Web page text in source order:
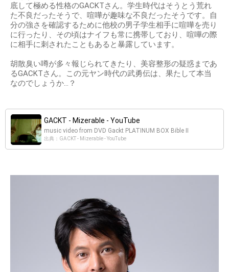
底して極める性格のGACKTさん。学生時代はそうとう荒れ
た不良だったそうで、喧嘩が趣味な不良だったそうです。自
分の強さを確認するために他校の男子学生相手に喧嘩を売り
に行ったり、その頃はナイフも常に携帯しており、喧嘩の際
に相手に刺されたこともあると暴露しています。
胡散臭い噂が多々報じられてきたり、美容整形の疑惑まであ
るGACKTさん。この元ヤン時代の武勇伝は、果たして本当
なのでしょうか…？
GACKT - Mizerable - YouTube
music video from DVD Gackt PLATINUM BOX Bible II
出典：GACKT - Mizerable - YouTube